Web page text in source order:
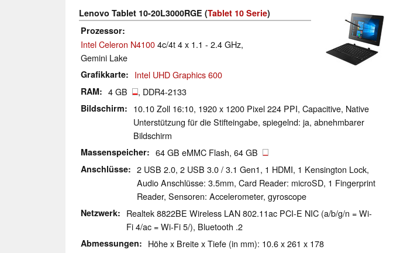
Lenovo Tablet 10-20L3000RGE (Tablet 10 Serie)
Prozessor
Intel Celeron N41004c/4t 4 x 1.1 - 2.4 GHz,
Gemini Lake
Grafikkarte Intel UHD Graphics 600
RAM 4 GB , DDR4-2133
Bildschirm
10.10 Zoll 16:10, 1920 x 1200 Pixel 224 PPI, Capacitive, Native
Unterstützung für die Stifteingabe, spiegelnd: ja, abnehmbarer
Bildschirm
Massenspeicher 64 GB eMMC Flash, 64 GB
Anschlüsse
2 USB 2.0, 2 USB 3.0 / 3.1 Gen1, 1 HDMI, 1 Kensington Lock,
Audio Anschlüsse: 3.5mm, Card Reader: microSD, 1 Fingerprint
Reader, Sensoren: Accelerometer, gyroscope
Netzwerk
Realtek 8822BE Wireless LAN 802.11ac PCI-E NIC (a/b/g/n = Wi-
Fi 4/ac = Wi-Fi 5/), Bluetooth .2
Abmessungen Höhe x Breite x Tiefe (in mm): 10.6 x 261 x 178